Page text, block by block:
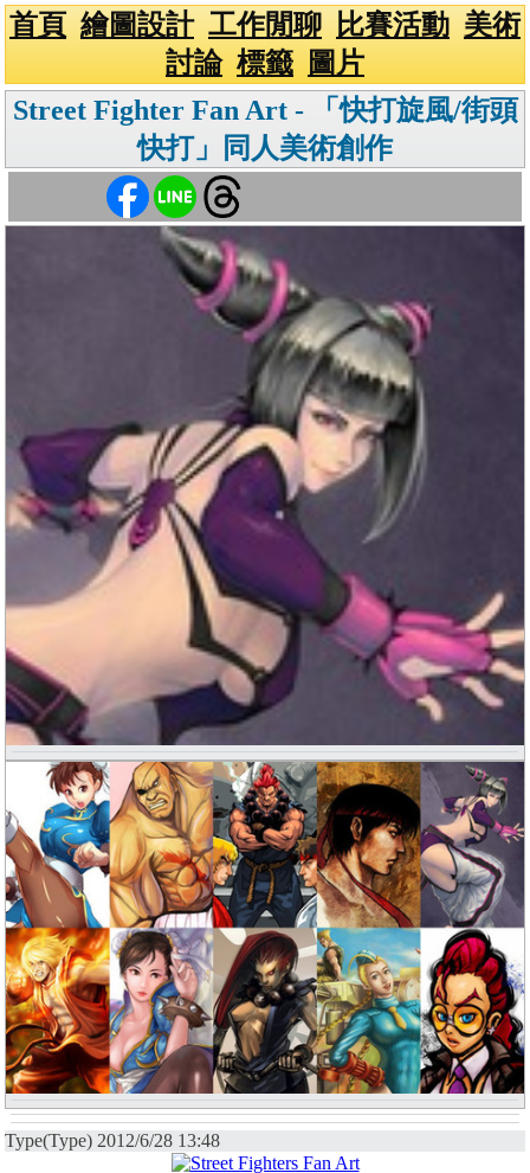
首頁 繪圖設計 工作閒聊 比賽活動 美術
討論 標籤
圖片
Street Fighter Fan Art - 「快打旋風/街頭
快打」同人美術創作
Type(Type) 2012/6/28 13:48